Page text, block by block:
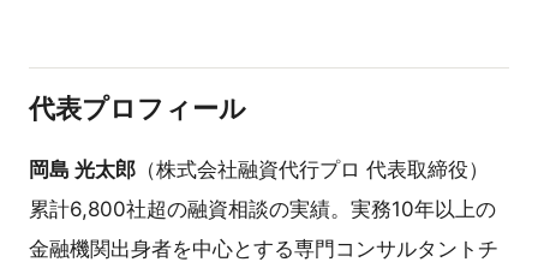
代表プロフィール
岡島 光太郎 （株式会社融資代行プロ 代表取締役）
累計6,800社超の融資相談の実績。実務10年以上の
金融機関出身者を中心とする専門コンサルタントチ